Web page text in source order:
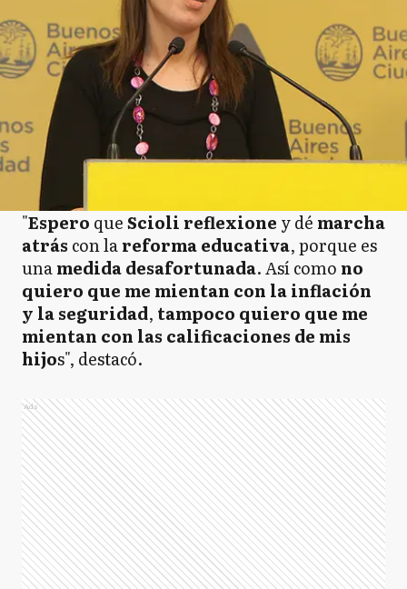
"Espero queScioli reflexione y dé marcha
atrás con lareforma educativa, porque es
unamedida desafortunada. Así como no
quiero que me mientan con la inflación
y la seguridad, tampoco quiero que me
mientan con las calificaciones de mis
hijos", destacó.
Ads